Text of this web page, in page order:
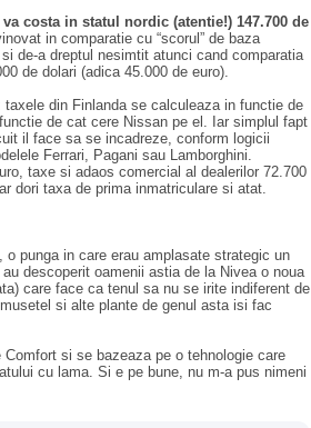
costa in statul nordic (atentie!) 147.700 de
in comparatie cu “scorul” de baza
de-a dreptul nesimtit atunci cand comparatia
de dolari (adica 45.000 de euro).
din Finlanda se calculeaza in functie de
de cat cere Nissan pe el. Iar simplul fapt
il face sa se incadreze, conform logicii
Ferrari, Pagani sau Lamborghini.
taxe si adaos comercial al dealerilor 72.700
dori taxa de prima inmatriculare si atat.
punga in care erau amplasate strategic un
descoperit oamenii astia de la Nivea o noua
care face ca tenul sa nu se irite indiferent de
si alte plante de genul asta isi fac
si se bazeaza pe o tehnologie care
cu lama. Si e pe bune, nu m-a pus nimeni